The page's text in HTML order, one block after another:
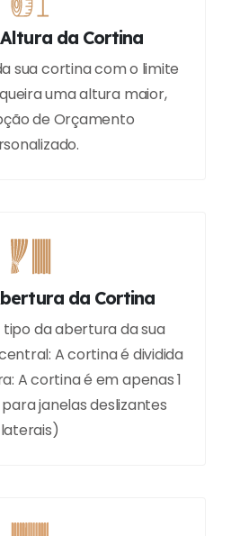
da Cortina
sua cortina com o limite
uma altura maior,
de Orçamento
da Cortina
da abertura da sua
A cortina é dividida
A cortina é em apenas 1
janelas deslizantes
laterais)